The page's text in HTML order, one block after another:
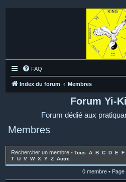
FAQ
Index du forum Membres
Forum Yi-
Forum dédié aux
Membres
Rechercher un membre • Tous A B C D E F
T U V W X Y Z Autre
0 membre • Page